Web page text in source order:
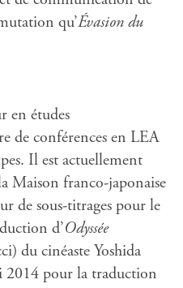
qu’Évasion du
en études
de conférences en LEA
Il est actuellement
Maison franco-japonaise
de sous-titrages pour le
d’Odyssée
du cinéaste Yoshida
pour la traduction